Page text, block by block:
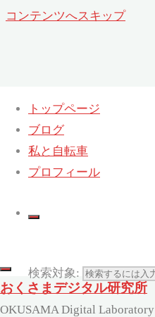
コンテンツへスキップ
トップページ
ブログ
私と自転車
プロフィール
検索対象:
おくさまデジタル研究所
OKUSAMA Digital Laboratory
選択(BlogPet)
ホーム
ペット